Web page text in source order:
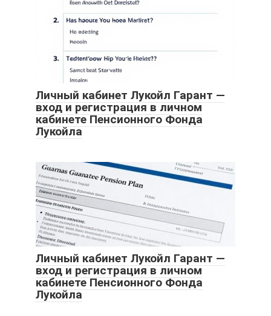
Личный кабинет Лукойл Гарант —
вход и регистрация в личном
кабинете Пенсионного Фонда
Лукойла
Личный кабинет Лукойл Гарант —
вход и регистрация в личном
кабинете Пенсионного Фонда
Лукойла